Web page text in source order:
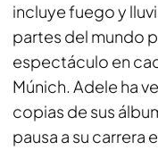
incluye fuego y
partes del mundo
espectáculo en
Múnich. Adele ha
copias de sus
pausa a su carrera